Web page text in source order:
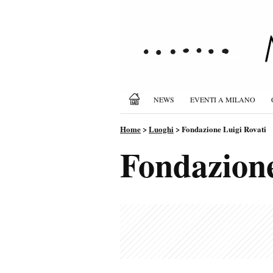
NEWS EVENTI A MILANO
Home>Luoghi>Fondazione Luigi Rovati